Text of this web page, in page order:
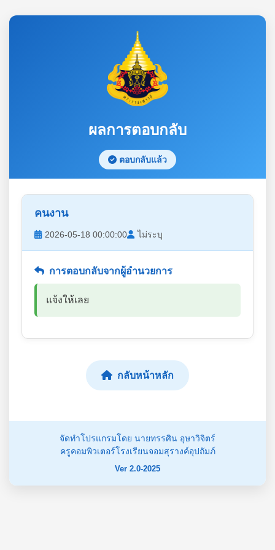
ผลการตอบกลับ
ตอบกลับแล้ว
คนงาน
2026-05-18 00:00:00 ไม่ระบุ
การตอบกลับจากผู้อำนวยการ
แจ้งให้เลย
กลับหน้าหลัก
จัดทำโปรแกรมโดย นายทรรศิน อุษาวิจิตร์
ครูคอมพิวเตอร์โรงเรียนจอมสุรางค์อุปถัมภ์
Ver 2.0-2025